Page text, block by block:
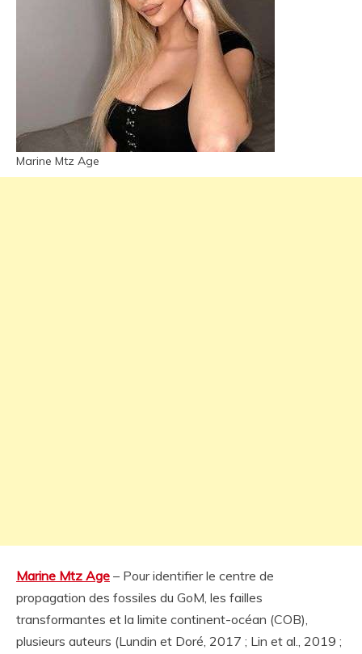
Marine Mtz Age
Marine Mtz Age – Pour identifier le centre de
propagation des fossiles du GoM, les failles
transformantes et la limite continent-océan (COB),
plusieurs auteurs (Lundin et Doré, 2017 ; Lin et al., 2019 ;